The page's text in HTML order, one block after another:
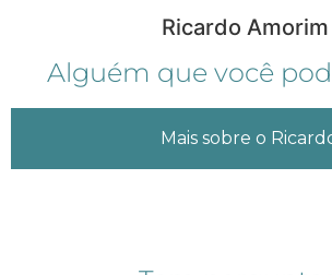
Ricardo Amorim
Alguém que você
Mais sobre o